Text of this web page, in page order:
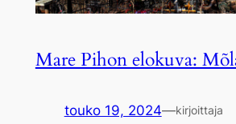
Mare Pihon elokuva:
touko 19, 2024—kirjoittaja